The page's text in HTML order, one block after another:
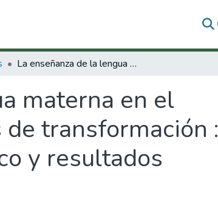
La enseñanza de la lengua materna en el Caquetá : estado actual y alternativas de transformación : marco conceptual, marco metodológico y resultados generales.
materna en el
transformación :
y resultados